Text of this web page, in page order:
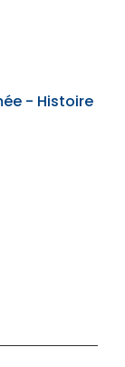
- Histoire